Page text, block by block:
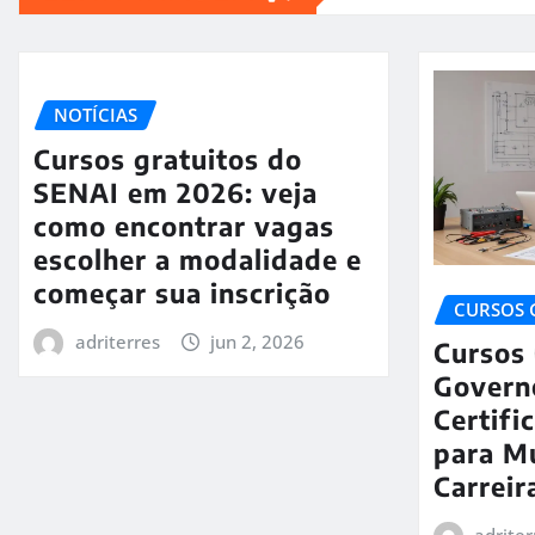
NOTÍCIAS
Cursos gratuitos do
SENAI em 2026: veja
como encontrar vagas
escolher a modalidade e
começar sua inscrição
adriterres jun 2, 2026
CURSOS
para